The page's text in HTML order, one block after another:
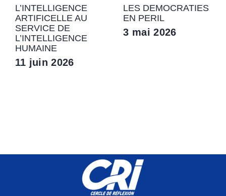
L’INTELLIGENCE
ARTIFICELLE AU
SERVICE DE
L’INTELLIGENCE
HUMAINE
11 juin 2026
LES DEMOCRATIES
EN PERIL
3 mai 2026